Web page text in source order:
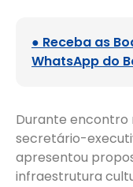
● Receba as
WhatsApp do
Durante encontro
secretário-
apresentou
infraestrutura